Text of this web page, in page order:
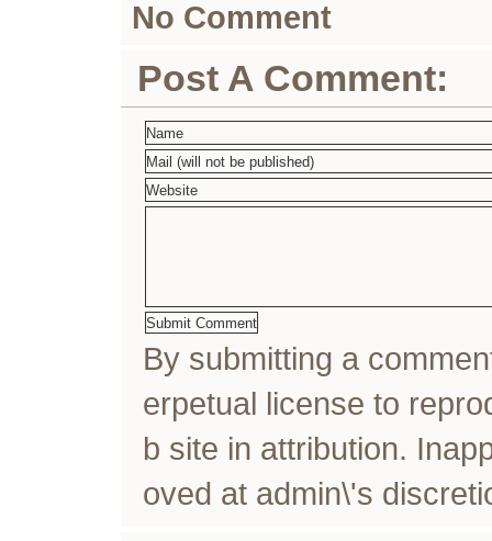
No Comment
Post A Comment:
By submitting a
erpetual license to
b site in attribution.
oved at admin\'s